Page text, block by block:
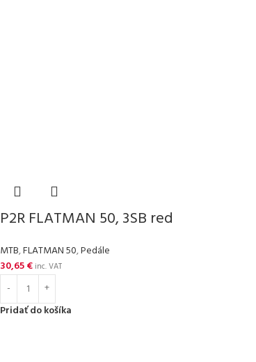
P2R FLATMAN 50, 3SB red
MTB,FLATMAN 50,Pedále
30,65€ inc. VAT
Pridať do košíka